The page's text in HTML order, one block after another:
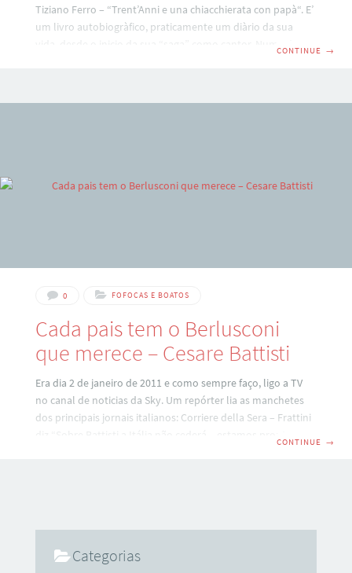
Tiziano Ferro – “Trent’Anni e una chiacchierata con papà“. E’
um livro autobiogràfico, praticamente um diàrio da sua
CONTINUE →
0 FOFOCAS E BOATOS
Cada pais tem o Berlusconi
que merece – Cesare Battisti
Era dia 2 de janeiro de 2011 e como sempre faço, ligo a TV
no canal de noticias da Sky. Um repórter lia as manchetes
dos principais jornais italianos: Corriere della Sera – Frattini
CONTINUE →
Categorias